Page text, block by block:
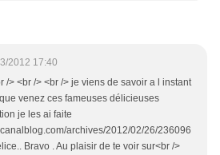
2012 17:40
/> <br /> <br /> je viens de savoir a l instant
venez ces fameuses délicieuses
je les ai faite
archives/2012/02/26/236096
Bravo . Au plaisir de te voir sur<br />